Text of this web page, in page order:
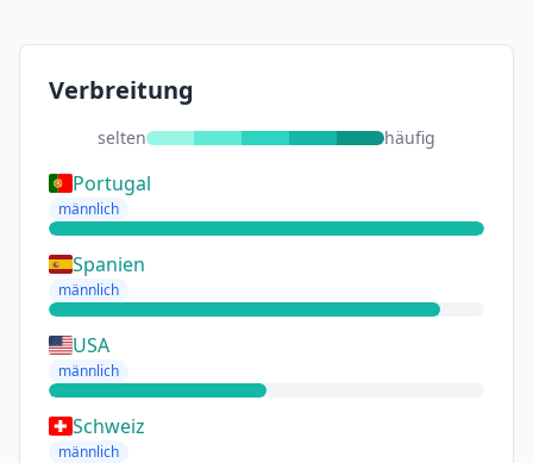
Verbreitung
selten häufig
Portugal
männlich
Spanien
männlich
USA
männlich
Schweiz
männlich